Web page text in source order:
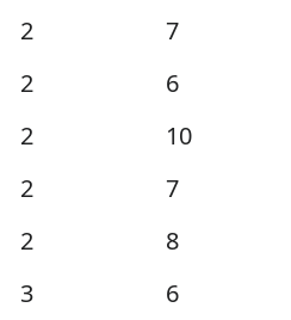
2
7
2
6
2
10
2
7
2
8
3
6